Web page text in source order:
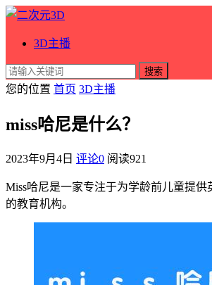
3D主播
搜索
您的位置 首页 3D主播
miss哈尼是什么？
2023年9月4日 评论0 阅读921
Miss哈尼是一家专注于为学龄前儿童提供
的教育机构。